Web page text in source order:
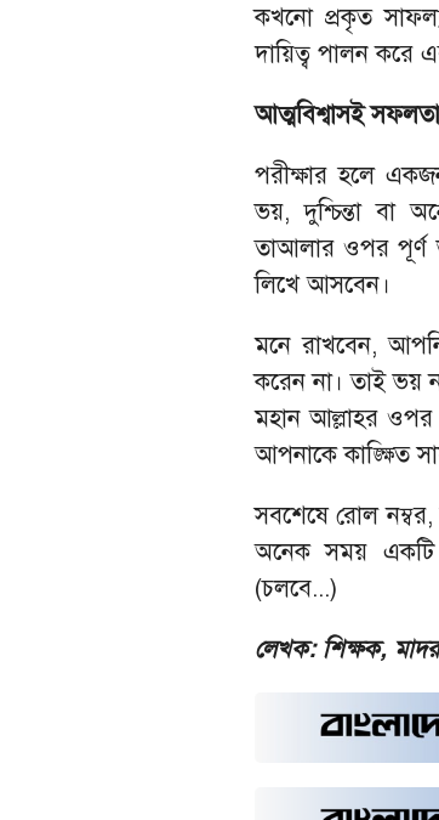
কখনো প্রকৃত
দায়িত্ব পালন করে
আত্মবিশ্বাসই
পরীক্ষার হলে
ভয়, দুশ্চিন্তা বা
তাআলার ওপর পূর্ণ
লিখে আসবেন।
মনে রাখবেন,
করেন না। তাই ভয়
মহান আল্লাহর ওপর
আপনাকে কাঙ্ক্ষিত
সবশেষে রোল নম্বর,
অনেক সময় একটি
(চলবে...)
লেখক: শিক্ষক,